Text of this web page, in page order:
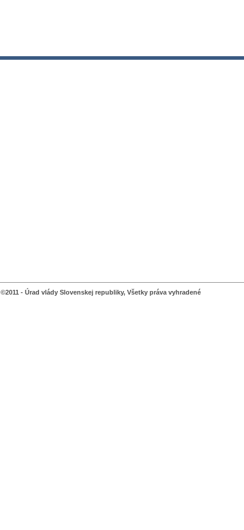
©2011 - Úrad vlády Slovenskej republiky, Všetky práva vyhradené